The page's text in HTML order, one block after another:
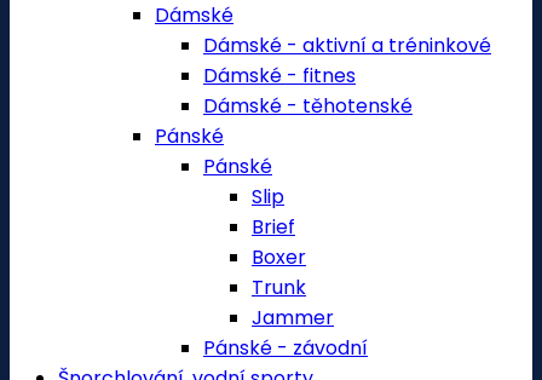
Dámské
Dámské - aktivní a tréninkové
Dámské - fitnes
Dámské - těhotenské
Pánské
Pánské
Slip
Brief
Boxer
Trunk
Jammer
Pánské - závodní